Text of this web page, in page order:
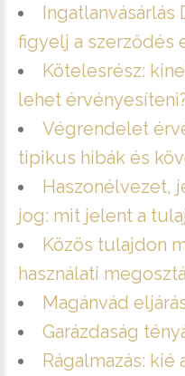
Ingatlanvásárlás
figyelj a szerződés
Kötelesrész:
lehet
Végrendelet
tipikus hibák és
Haszonélvezet,
jog: mit jelent a
Közös tulajdon
használati
Magánvád
Garázdaság
Rágalmazás: kié